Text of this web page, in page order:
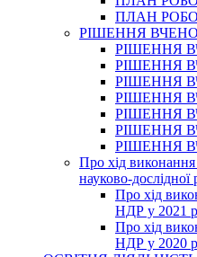
ПЛАН
РІШЕННЯ
РІШЕННЯ
РІШЕННЯ
РІШЕННЯ
РІШЕННЯ
РІШЕННЯ
РІШЕННЯ
РІШЕННЯ
Про хід виконання
науково-дослідної
Про хід
НДР у 2021
Про хід
НДР у 2020